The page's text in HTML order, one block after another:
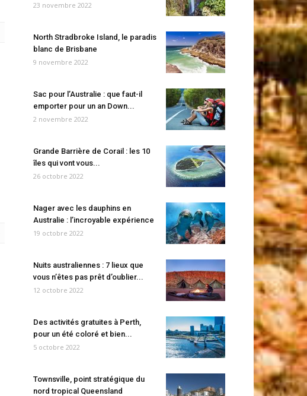
23 novembre 2022
North Stradbroke Island, le paradis
blanc de Brisbane
9 novembre 2022
Sac pour l’Australie : que faut-il
emporter pour un an Down...
2 novembre 2022
Grande Barrière de Corail : les 10
îles qui vont vous...
26 octobre 2022
Nager avec les dauphins en
Australie : l’incroyable expérience
19 octobre 2022
Nuits australiennes : 7 lieux que
vous n’êtes pas prêt d’oublier...
12 octobre 2022
Des activités gratuites à Perth,
pour un été coloré et bien...
5 octobre 2022
Townsville, point stratégique du
nord tropical Queensland